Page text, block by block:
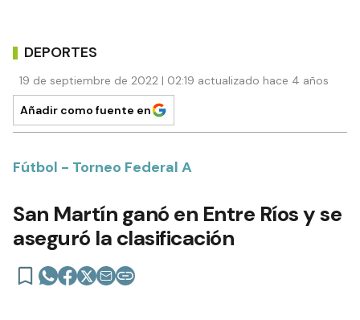
DEPORTES
19 de septiembre de 2022 | 02:19 actualizado hace 4 años
Añadir como fuente en
Fútbol - Torneo Federal A
San Martín ganó en Entre Ríos y se
aseguró la clasificación